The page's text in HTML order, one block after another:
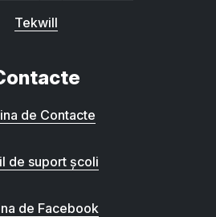
Tekwill
de Contacte
de suport școli
de Facebook